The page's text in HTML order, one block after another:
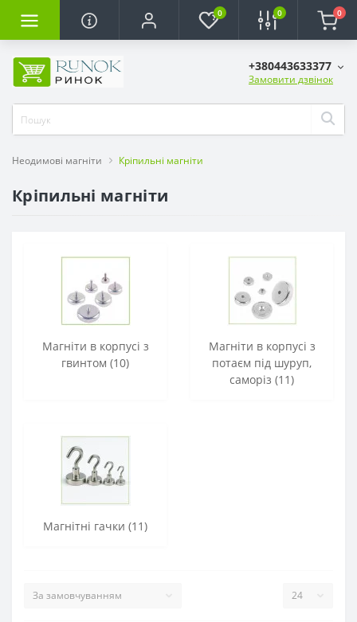
0 0 0
+380443633377
Замовити дзвінок
Неодимові магніти Кріпильні магніти
Кріпильні магніти
Магніти в корпусі з
гвинтом (10)
Магніти в корпусі з
потаєм під шуруп,
саморіз (11)
Магнітні гачки (11)